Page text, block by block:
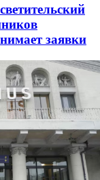
заявки